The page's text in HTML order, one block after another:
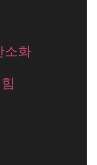
소화